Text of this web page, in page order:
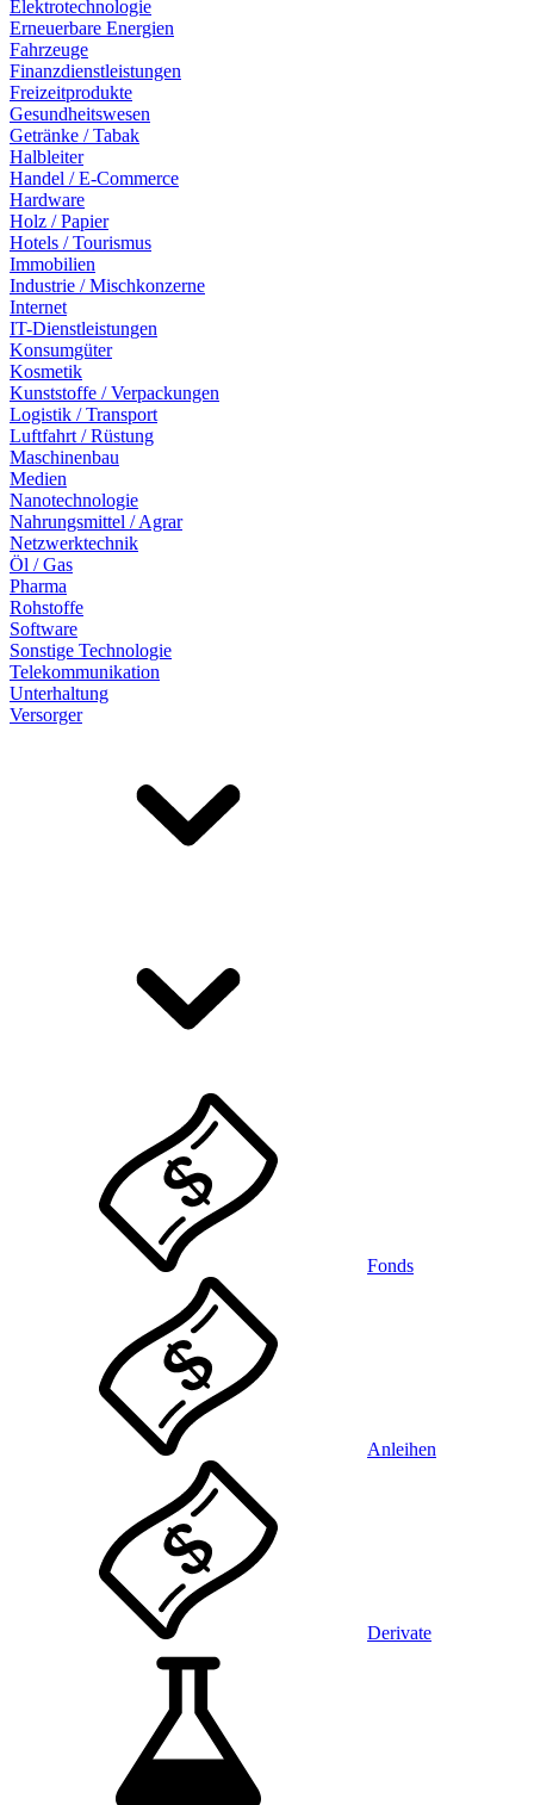
Elektrotechnologie
Erneuerbare Energien
Fahrzeuge
Finanzdienstleistungen
Freizeitprodukte
Gesundheitswesen
Getränke / Tabak
Halbleiter
Handel / E-Commerce
Hardware
Holz / Papier
Hotels / Tourismus
Immobilien
Industrie / Mischkonzerne
Internet
IT-Dienstleistungen
Konsumgüter
Kosmetik
Kunststoffe / Verpackungen
Logistik / Transport
Luftfahrt / Rüstung
Maschinenbau
Medien
Nanotechnologie
Nahrungsmittel / Agrar
Netzwerktechnik
Öl / Gas
Pharma
Rohstoffe
Software
Sonstige Technologie
Telekommunikation
Unterhaltung
Versorger
Fonds
Anleihen
Derivate